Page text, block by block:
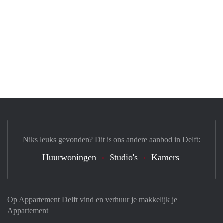
Op Appartement Delft vind en verhuur je makkelijk je
Appartement
Niks leuks gevonden? Dit is ons andere aanbod in Delft:
Huurwoningen Studio's Kamers